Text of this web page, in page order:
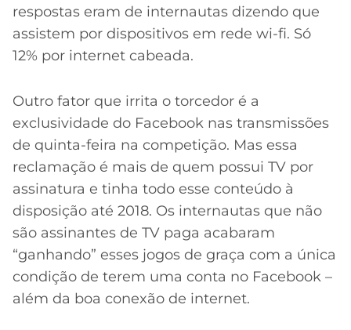
respostas eram de internautas dizendo que
assistem por dispositivos em rede wi-fi. Só
12% por internet cabeada.
Outro fator que irrita o torcedor é a
exclusividade do Facebook nas transmissões
de quinta-feira na competição. Mas essa
reclamação é mais de quem possui TV por
assinatura e tinha todo esse conteúdo à
disposição até 2018. Os internautas que não
são assinantes de TV paga acabaram
“ganhando” esses jogos de graça com a única
condição de terem uma conta no Facebook –
além da boa conexão de internet.